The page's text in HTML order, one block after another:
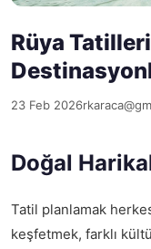
Rüya
23 Feb 2026
Doğal
Tatil planlamak
keşfetmek, farklı